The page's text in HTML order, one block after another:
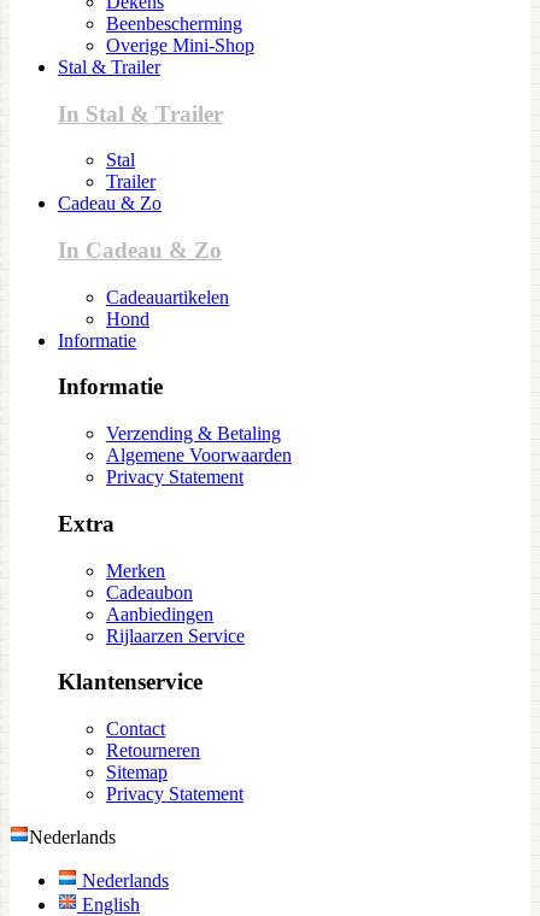
Beenbescherming
Overige Mini-Shop
Stal & Trailer
In Stal & Trailer
Stal
Trailer
Cadeau & Zo
In Cadeau & Zo
Cadeauartikelen
Hond
Informatie
Informatie
Verzending & Betaling
Algemene Voorwaarden
Privacy Statement
Extra
Merken
Cadeaubon
Aanbiedingen
Rijlaarzen Service
Klantenservice
Contact
Retourneren
Sitemap
Privacy Statement
Nederlands
Nederlands
English